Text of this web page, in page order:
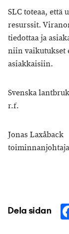
SLC toteaa, että
resurssit.
tiedottaa ja
niin vaikutukset
asiakkaisiin.
Svenska
r.f.
Jonas Laxåback
toiminnanjohtaja
Dela sidan